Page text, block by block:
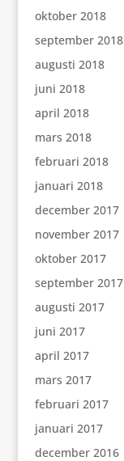
oktober 2018
september 2018
augusti 2018
juni 2018
april 2018
mars 2018
februari 2018
januari 2018
december 2017
november 2017
oktober 2017
september 2017
augusti 2017
juni 2017
april 2017
mars 2017
februari 2017
januari 2017
december 2016